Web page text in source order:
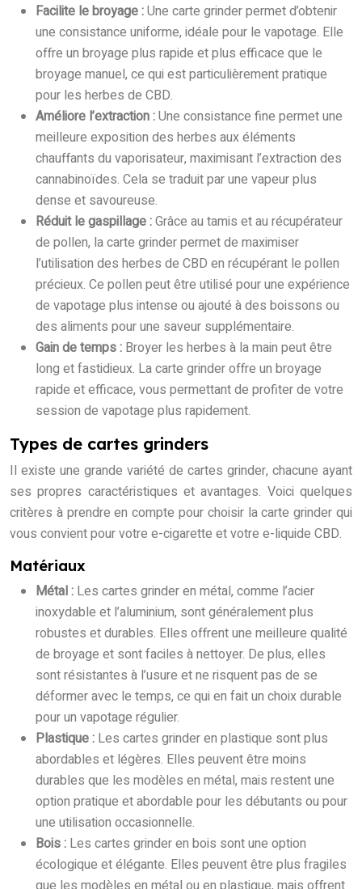
Facilite le broyage :Une carte grinder permet d’obtenir
une consistance uniforme, idéale pour le vapotage. Elle
offre un broyage plus rapide et plus efficace que le
broyage manuel, ce qui est particulièrement pratique
pour les herbes de CBD.
Améliore l’extraction :Une consistance fine permet une
meilleure exposition des herbes aux éléments
chauffants du vaporisateur, maximisant l’extraction des
cannabinoïdes. Cela se traduit par une vapeur plus
dense et savoureuse.
Réduit le gaspillage :Grâce au tamis et au récupérateur
de pollen, la carte grinder permet de maximiser
l’utilisation des herbes de CBD en récupérant le pollen
précieux. Ce pollen peut être utilisé pour une expérience
de vapotage plus intense ou ajouté à des boissons ou
des aliments pour une saveur supplémentaire.
Gain de temps : Broyer les herbes à la main peut être
long et fastidieux. La carte grinder offre un broyage
rapide et efficace, vous permettant de profiter de votre
session de vapotage plus rapidement.
Types de cartes grinders
Il existe une grande variété de cartes grinder, chacune ayant
ses propres caractéristiques et avantages. Voici quelques
critères à prendre en compte pour choisir la carte grinder qui
vous convient pour votre e-cigarette et votre e-liquide CBD.
Matériaux
Métal : Les cartes grinder en métal, comme l’acier
inoxydable et l’aluminium, sont généralement plus
robustes et durables. Elles offrent une meilleure qualité
de broyage et sont faciles à nettoyer. De plus, elles
sont résistantes à l’usure et ne risquent pas de se
déformer avec le temps, ce qui en fait un choix durable
pour un vapotage régulier.
Plastique : Les cartes grinder en plastique sont plus
abordables et légères. Elles peuvent être moins
durables que les modèles en métal, mais restent une
option pratique et abordable pour les débutants ou pour
une utilisation occasionnelle.
Bois : Les cartes grinder en bois sont une option
écologique et élégante. Elles peuvent être plus fragiles